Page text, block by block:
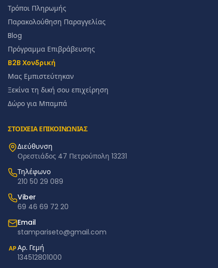
Τρόποι Πληρωμής
Παρακολούθηση Παραγγελίας
Blog
Πρόγραμμα Επιβράβευσης
B2B Χονδρική
Μας Εμπιστεύτηκαν
Ξεκίνα τη δική σου επιχείρηση
Δώρο για Μπαμπά
ΣΤΟΙΧΕΙΑ ΕΠΙΚΟΙΝΩΝΙΑΣ
Διεύθυνση
Ορεστιάδος 47 Πετρούπολη 13231
Τηλέφωνο
210 50 29 089
Viber
69 46 69 72 20
Email
stampariseto@gmail.com
ΑΡΑρ. Γεμή
134512801000